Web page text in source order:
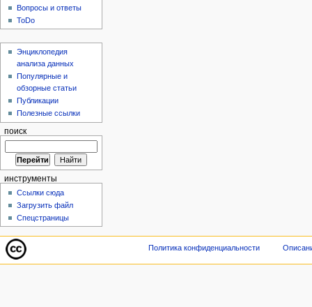
Вопросы и ответы
ToDo
Энциклопедия
анализа данных
Популярные и
обзорные статьи
Публикации
Полезные ссылки
поиск
инструменты
Ссылки сюда
Загрузить файл
Спецстраницы
Политика конфиденциальности